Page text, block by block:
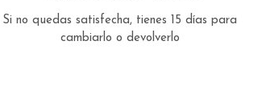
Si no quedas satisfecha, tienes 15 días para
cambiarlo o devolverlo